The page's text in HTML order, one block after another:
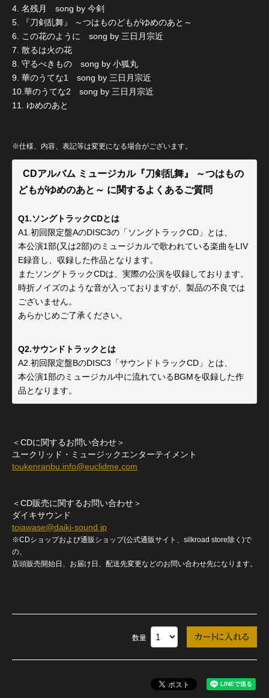
4. 名残月 song by 今剣
5. 『刀剣乱舞』 ～つはものどもがゆめのあと～
6. この花のように song by 三日月宗近
7. 散るは火の花
8. 守るべきもの song by 小狐丸
9. 華のうてな1 song by 三日月宗近
10.華のうてな2 song by 三日月宗近
11. ゆめのあと
※仕様、内容、表記等は変更になる場合がございます。
CDアルバム ミュージカル『刀剣乱舞』 ～つはもの
どもがゆめのあと～ に関するよくあるご質問
Q1.ソングトラックCDとは
A1.初回限定盤AのDISC3の「ソングトラックCD」とは、
本公演1部(又は2部)のミュージカルで歌われている楽曲をLIV
E録音し、収録した作品となります。
またソングトラックCDは、実際の公演を収録しております。
時折ノイズのような音が入っておりますが、製品の不良では
ございません。
あらかじめご了承ください。
Q2.サウンドトラックとは
A2.初回限定盤BのDISC3「サウンドトラックCD」とは、
本公演1部のミュージカル中に流れているBGMを収録した作
品となります。
＜CDに関するお問い合わせ＞
ユークリッド・ミュージックエンターテイメント
toukenranbu.info@euclidme.com
＜CD販売に関するお問い合わせ＞
ダイキサウンド
toiawase@daiki-sound.jp
※CDショップおよび通販ショップ(公式通販サイト、silkroad store除く)で
の、
店頭販売開始日、お届け日、配送先変更などのお問い合わせ先になります。
数量